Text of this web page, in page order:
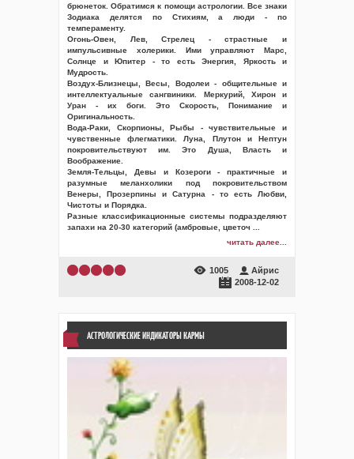
брюнеток. Обратимся к помощи астрологии. Все знаки
Зодиака делятся по Стихиям, а люди - по
темпераменту.
Огонь-Овен, Лев, Стрелец - страстные и
импульсивные холерики. Ими управляют Марс,
Солнце и Юпитер - то есть Энергия, Яркость и
Мудрость.
Воздух-Близнецы, Весы, Водолеи - общительные и
интеллектуальные сангвиники. Меркурий, Хирон и
Уран - их боги. Это Скорость, Понимание и
Оригинальность.
Вода-Раки, Скорпионы, Рыбы - чувствительные и
чувственные флегматики. Луна, Плутон и Нептун
покровительствуют им. Это Душа, Власть и
Воображение.
Земля-Тельцы, Девы и Козероги - практичные и
разумные меланхолики под покровительством
Венеры, Прозерпины и Сатурна - то есть Любви,
Чистоты и Порядка.
Разные классификационные системы подразделяют
запахи на 20-30 категорий (амбровые, цветоч
читать далее...
1005
Айрис
2008-12-02
АСТРОЛОГИЧЕСКИЕ ИНДИКАТОРЫ КАРМЫ